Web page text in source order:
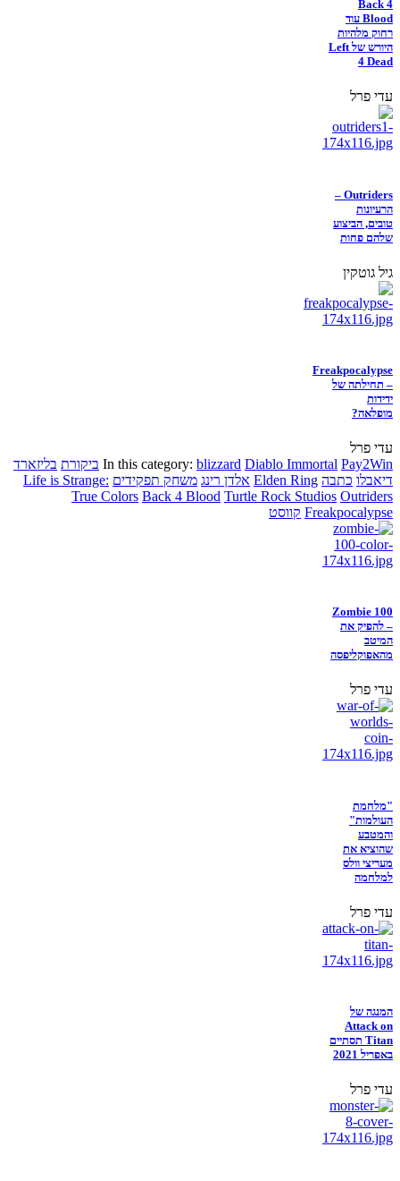
Back 4
Blood עוד
רחוק מלהיות
היורש של Left
4 Dead
עדי פרל
Outriders –
הרעיונות
טובים, הביצוע
שלהם פחות
גיל גוטקין
Freakpocalypse
– תחילתה של
ידידות
מופלאה?
עדי פרל
In this category: blizzard Diablo Immortal Pay2Win ביקורת בליזארד
דיאבלו כתבה Elden Ring אלדן רינג משחק תפקידים Life is Strange:
True Colors Back 4 Blood Turtle Rock Studios Outriders
Freakpocalypse קווסט
Zombie 100
– להפיק את
המיטב
מהאפוקליפסה
עדי פרל
"מלחמת
העולמות"
והמטבע
שהוציא את
מעריצי וולס
למלחמה
עדי פרל
המנגה של
Attack on
Titan תסתיים
באפריל 2021
עדי פרל